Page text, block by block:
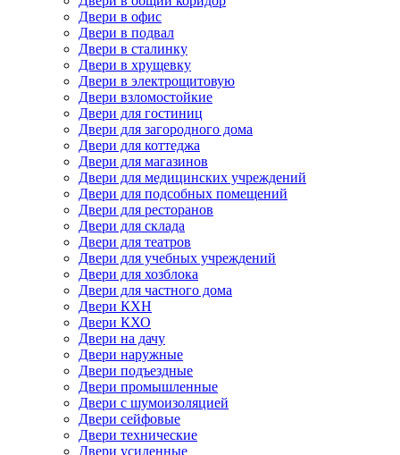
Двери в офис
Двери в подвал
Двери в сталинку
Двери в хрущевку
Двери в электрощитовую
Двери взломостойкие
Двери для гостиниц
Двери для загородного дома
Двери для коттеджа
Двери для магазинов
Двери для медицинских учреждений
Двери для подсобных помещений
Двери для ресторанов
Двери для склада
Двери для театров
Двери для учебных учреждений
Двери для хозблока
Двери для частного дома
Двери КХН
Двери КХО
Двери на дачу
Двери наружные
Двери подъездные
Двери промышленные
Двери с шумоизоляцией
Двери сейфовые
Двери технические
Двери усиленные